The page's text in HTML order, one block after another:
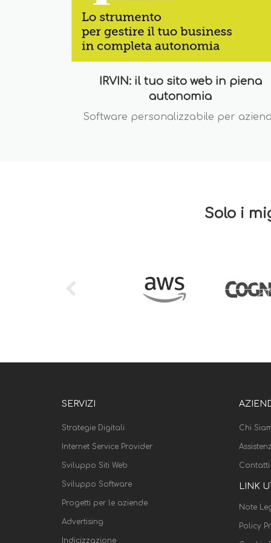
IRVIN: il tuo sito web in piena
autonomia
Software personalizzabile per
Solo i
SERVIZI
Strategie Digitali
Internet Service Provider
Sviluppo Siti Web
Sviluppo Software
Progetti per le aziende
Advertising
Indicizzazione
Chi
Contatti
LINK
Note
Policy